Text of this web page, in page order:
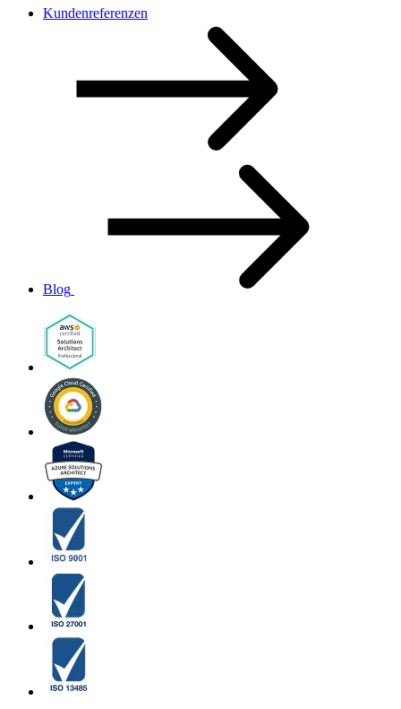
Kundenreferenzen
Blog